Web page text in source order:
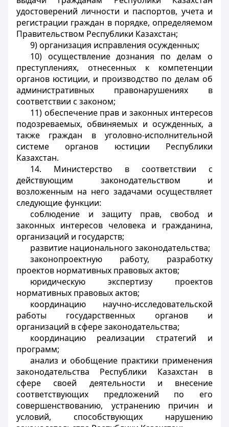
удостоверений личности и паспортов, учета и
регистрации граждан в порядке, определяемом
Правительством Республики Казахстан;
9) организация исправления осужденных;
10) осуществление дознания по делам о
преступлениях, отнесенных к компетенции
органов юстиции, и производство по делам об
административных правонарушениях в
соответствии с законом;
11) обеспечение прав и законных интересов
подозреваемых, обвиняемых и осужденных, а
также граждан в уголовно-исполнительной
системе органов юстиции Республики
Казахстан.
14. Министерство в соответствии с
действующим законодательством и
возложенным на него задачами осуществляет
следующие функции:
соблюдение и защиту прав, свобод и
законных интересов человека и гражданина,
организаций и государств;
развитие национального законодательства;
законопроектную работу, разработку
проектов нормативных правовых актов;
юридическую экспертизу проектов
нормативных правовых актов;
координацию научно-исследовательской
работы государственных органов и
организаций в сфере законодательства;
координацию реализации стратегий и
программ;
анализ и обобщение практики применения
законодательства Республики Казахстан в
сфере своей деятельности и внесение
соответствующих предложений по его
совершенствованию, устранению причин и
условий, способствующих нарушению